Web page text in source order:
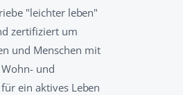
"leichter leben"
zertifiziert um
und Menschen mit
und
ein aktives Leben